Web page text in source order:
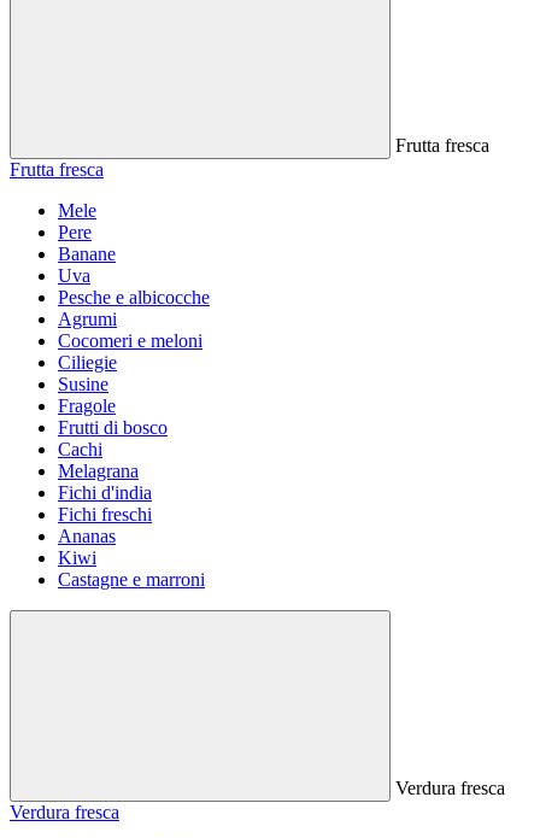
Frutta fresca
Frutta fresca
Mele
Pere
Banane
Uva
Pesche e albicocche
Agrumi
Cocomeri e meloni
Ciliegie
Susine
Fragole
Frutti di bosco
Cachi
Melagrana
Fichi d'india
Fichi freschi
Ananas
Kiwi
Castagne e marroni
Verdura fresca
Verdura fresca